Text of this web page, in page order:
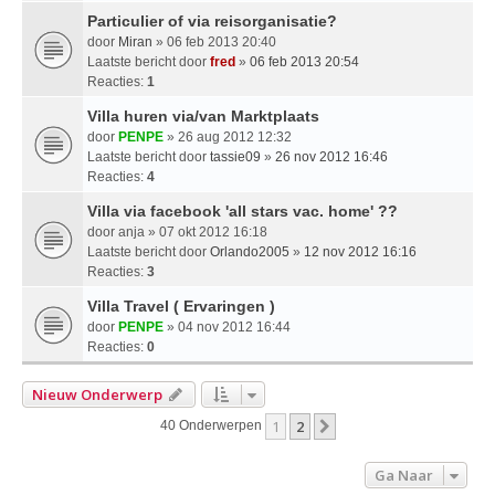
Particulier of via reisorganisatie?
door Miran » 06 feb 2013 20:40
Laatste bericht door fred » 06 feb 2013 20:54
Reacties: 1
Villa huren via/van Marktplaats
door PENPE » 26 aug 2012 12:32
Laatste bericht door tassie09 » 26 nov 2012 16:46
Reacties: 4
Villa via facebook 'all stars vac. home' ??
door anja » 07 okt 2012 16:18
Laatste bericht door Orlando2005 » 12 nov 2012 16:16
Reacties: 3
Villa Travel ( Ervaringen )
door PENPE » 04 nov 2012 16:44
Reacties: 0
Nieuw Onderwerp
40 Onderwerpen 1 2
Ga Naar